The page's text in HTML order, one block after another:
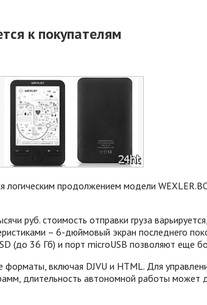
к покупателям
продолжением модели
руб. стоимость отправки груза
– 6-дюймовый экран последнего
(до 36 Гб) и порт microUSB позволяют еще
включая DJVU и HTML. Для
длительность автономной работы может